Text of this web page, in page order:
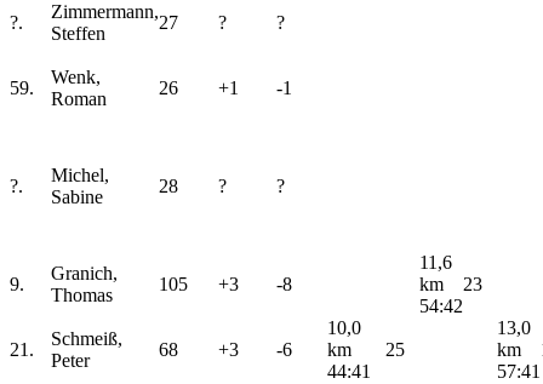
?.
Zimmermann,
Steffen
27 ? ?
59.
Wenk,
Roman
26 +1 -1
?.
Michel,
Sabine
28 ? ?
9.
Granich,
Thomas
105 +3 -8
11,6
km
54:42
23
21.
Schmeiß,
Peter
68 +3 -6
10,0
km
44:41
25
13,0
km
57:41